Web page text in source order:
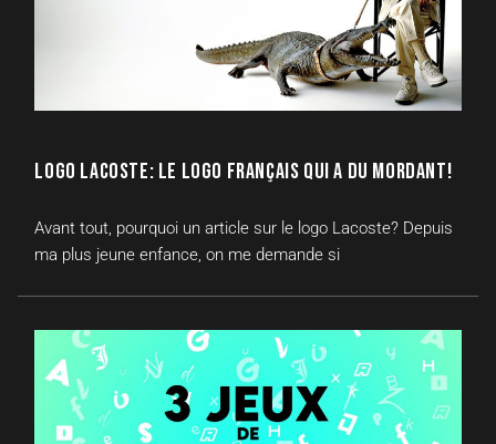
LOGO LACOSTE: LE LOGO FRANÇAIS QUI A DU MORDANT!
Avant tout, pourquoi un article sur le logo Lacoste? Depuis
ma plus jeune enfance, on me demande si